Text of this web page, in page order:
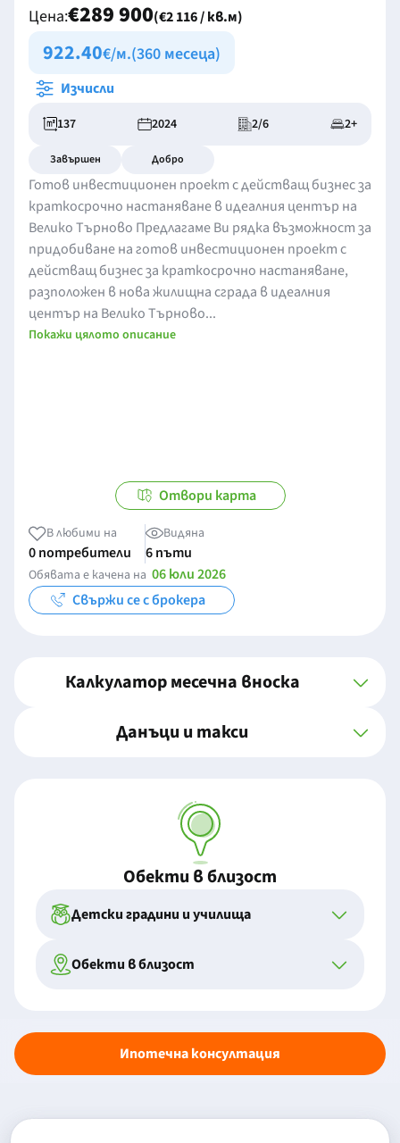
Цена:€289 900(€2 116 / кв.м)
922.40€/м.(360 месеца)
Изчисли
137 2024 2/6 2+
Завършен Добро
Готов инвестиционен проект с действащ бизнес за
краткосрочно настаняване в идеалния център на
Велико Търново Предлагаме Ви рядка възможност за
придобиване на готов инвестиционен проект с
действащ бизнес за краткосрочно настаняване,
разположен в нова жилищна сграда в идеалния
център на Велико Търново...
Покажи цялото описание
Отвори карта
В любими на
0 потребители
Видяна
6 пъти
Обявата е качена на 06 юли 2026
Свържи се с брокера
Калкулатор месечна вноска
Данъци и такси
Обекти в близост
Детски градини и училища
Обекти в близост
Ипотечна консултация